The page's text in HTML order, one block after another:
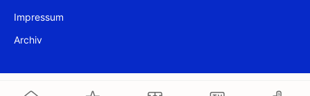
Impressum
Archiv